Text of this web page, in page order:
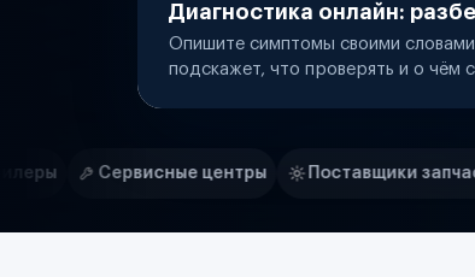
Диагностика онлайн:
Опишите симптомы своими
подскажет, что проверять и о чём
Нам доверяют
центры Поставщики запчастей
Маркетплейсы
Логистические компании